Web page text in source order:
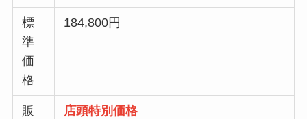
標
準
価
格
184,800円
販
店頭特別価格